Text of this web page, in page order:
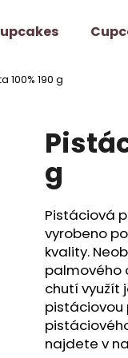
100% 190 g
g
Pistáciová
vyrobeno
kvality.
palmového
chutí využít
pistáciovou
najdete v
najít?